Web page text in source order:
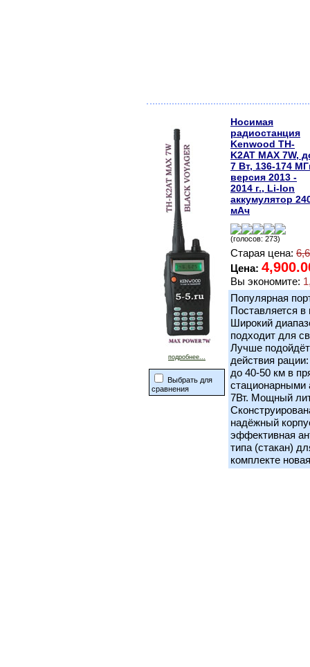
подробнее...
Выбрать для
сравнения
Носимая
радиостанция
Kenwood TH-
K2AT MAX 7W,
7 Вт, 136-174
версия 2013 -
2014 г., Li-Ion
аккумулятор
мАч
(голосов: 273)
Старая цена:
Цена:
Вы экономите:
Популярная
Поставляется
Широкий
подходит для
Лучше
действия
до 40-50 км в
стационарными
7Вт. Мощный
надёжный
эффективная
типа (стакан)
комплекте